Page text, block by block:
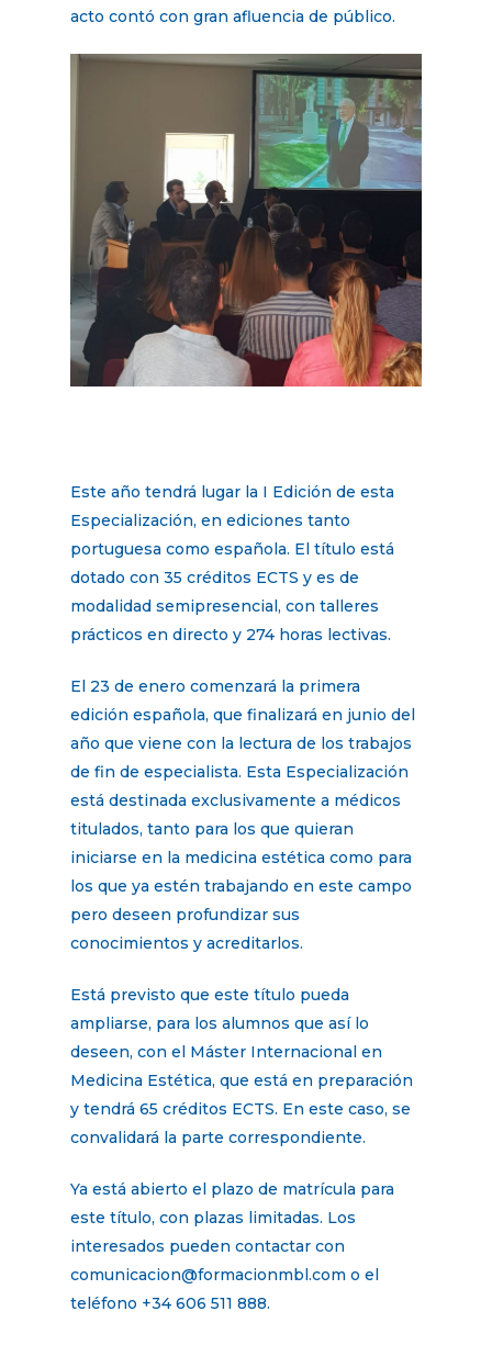
acto contó con gran afluencia de público.
Este año tendrá lugar la I Edición de esta
Especialización, en ediciones tanto
portuguesa como española. El título está
dotado con 35 créditos ECTS y es de
modalidad semipresencial, con talleres
prácticos en directo y 274 horas lectivas.
El 23 de enero comenzará la primera
edición española, que finalizará en junio del
año que viene con la lectura de los trabajos
de fin de especialista. Esta Especialización
está destinada exclusivamente a médicos
titulados, tanto para los que quieran
iniciarse en la medicina estética como para
los que ya estén trabajando en este campo
pero deseen profundizar sus
conocimientos y acreditarlos.
Está previsto que este título pueda
ampliarse, para los alumnos que así lo
deseen, con el Máster Internacional en
Medicina Estética, que está en preparación
y tendrá 65 créditos ECTS. En este caso, se
convalidará la parte correspondiente.
Ya está abierto el plazo de matrícula para
este título, con plazas limitadas. Los
interesados pueden contactar con
comunicacion@formacionmbl.com o el
teléfono +34 606 511 888.